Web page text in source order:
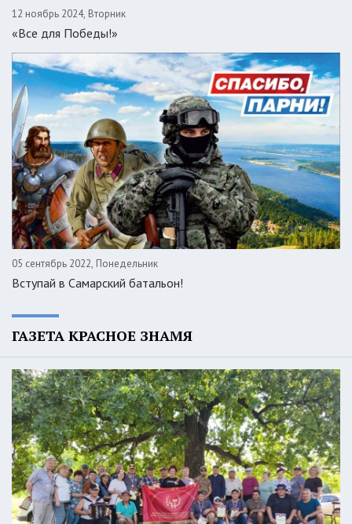
12 ноябрь 2024, Вторник
«Все для Победы!»
05 сентябрь 2022, Понедельник
Вступай в Самарский батальон!
ГАЗЕТА КРАСНОЕ ЗНАМЯ